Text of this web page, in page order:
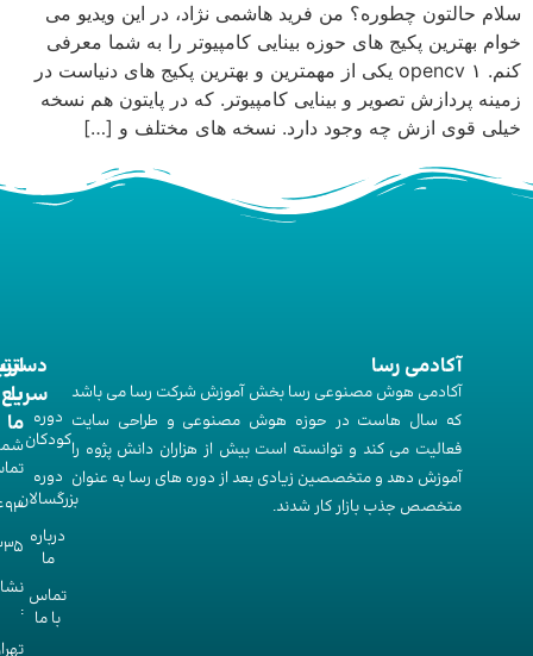
سلام حالتون چطوره؟ من فرید هاشمی نژاد، در این ویدیو می
خوام بهترین پکیج های حوزه بینایی کامپیوتر را به شما معرفی
کنم. ۱ opencv یکی از مهمترین و بهترین پکیج های دنیاست در
زمینه پردازش تصویر و بینایی کامپیوتر. که در پایتون هم نسخه
خیلی قوی ازش چه وجود دارد. نسخه های مختلف و […]
آکادمی رسا
آکادمی هوش مصنوعی رسا بخش آموزش شرکت رسا می باشد
که سال هاست در حوزه هوش مصنوعی و طراحی سایت
فعالیت می کند و توانسته است بیش از هزاران دانش پژوه را
آموزش دهد و متخصصین زیادی بعد از دوره های رسا به عنوان
متخصص جذب بازار کار شدند.
سریع
دوره‌
کودکان
دوره‌
بزرگسالان
درباره
ما
تماس
با ما
با
ما
: